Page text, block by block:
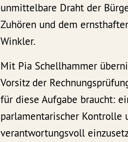
unmittelbare Draht der
Zuhören und dem
Winkler.
Mit Pia Schellhammer
Vorsitz der
für diese Aufgabe braucht:
parlamentarischer Kontrolle
verantwortungsvoll